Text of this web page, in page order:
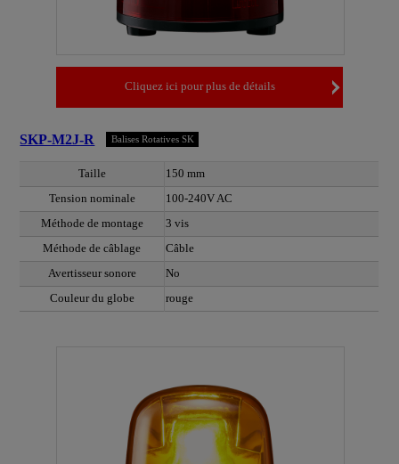
Cliquez ici pour plus de détails
SKP-M2J-R Balises Rotatives SK
Taille
150 mm
Tension nominale
100-240V AC
Méthode de montage
3 vis
Méthode de câblage
Câble
Avertisseur sonore
No
Couleur du globe
rouge